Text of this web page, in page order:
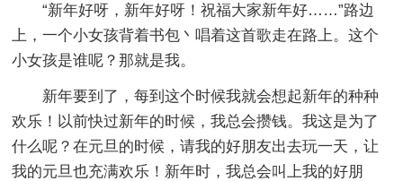
“新年好呀，新年好呀！祝福大家新年好……”路边
上，一个小女孩背着书包丶唱着这首歌走在路上。这个
小女孩是谁呢？那就是我。
新年要到了，每到这个时候我就会想起新年的种种
欢乐！以前快过新年的时候，我总会攒钱。我这是为了
什么呢？在元旦的时候，请我的好朋友出去玩一天，让
我的元旦也充满欢乐！新年时，我总会叫上我的好朋